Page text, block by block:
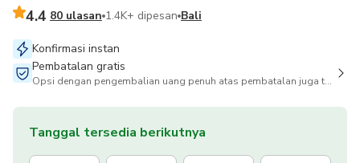
4.4 80 ulasan 1.4K+ dipesan Bali
Konfirmasi instan
Pembatalan gratis
Opsi dengan pengembalian uang penuh atas pembatalan juga tersedia
Tanggal tersedia berikutnya